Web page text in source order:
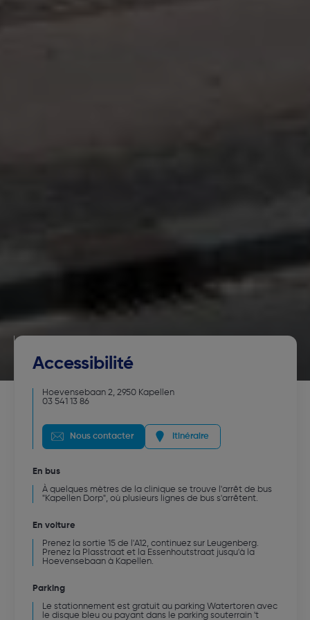
Accessibilité
Hoevensebaan 2, 2950 Kapellen
03 541 13 86
Nous contacter Itinéraire
En bus
À quelques mètres de la clinique se trouve l'arrêt de bus
"Kapellen Dorp", où plusieurs lignes de bus s'arrêtent.
En voiture
Prenez la sortie 15 de l'A12, continuez sur Leugenberg.
Prenez la Plasstraat et la Essenhoutstraat jusqu'à la
Hoevensebaan à Kapellen.
Parking
Le stationnement est gratuit au parking Watertoren avec
le disque bleu ou payant dans le parking souterrain 't